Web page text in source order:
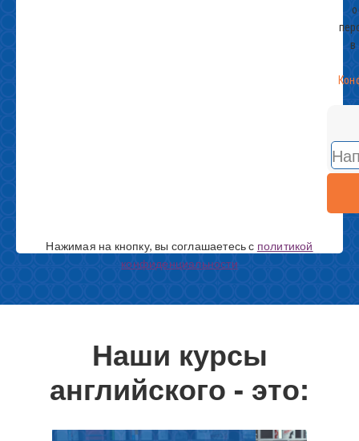
в
FOR
7
Нажимая на кнопку, вы соглашаетесь с политикой
конфиденциальности
Наши курсы
английского - это: